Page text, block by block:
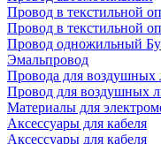
Провод в текстильной
Провод в текстильной
Провод одножильный
Эмальпровод
Провода для воздушных
Провод для воздушных
Материалы для
Аксессуары для кабеля
Аксессуары для кабеля